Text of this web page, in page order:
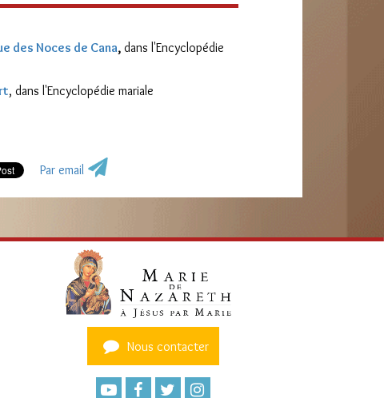
des Noces de Cana, dans l'Encyclopédie
, dans l'Encyclopédie mariale
Par email
Nous contacter